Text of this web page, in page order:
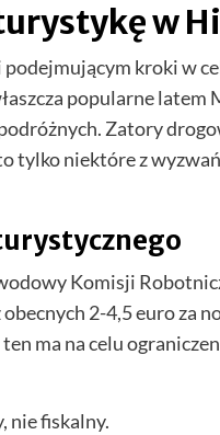
w
kroki w
popularne latem
Zatory
tylko niektóre z
Komisji
2-4,5 euro za
ma na celu
nie fiskalny.